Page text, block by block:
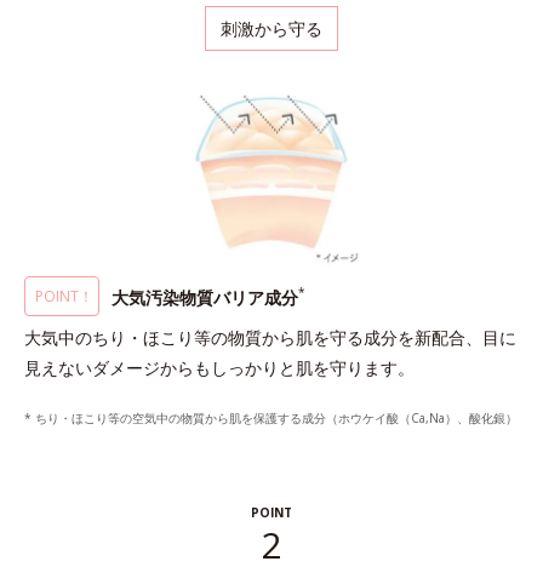
刺激から守る
POINT！ 大気汚染物質バリア成分*
大気中のちり・ほこり等の物質から肌を守る成分を新配合、目に
見えないダメージからもしっかりと肌を守ります。
* ちり・ほこり等の空気中の物質から肌を保護する成分（ホウケイ酸（Ca,Na）、酸化銀）
POINT
2